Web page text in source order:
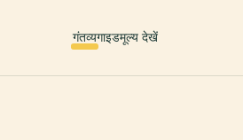
गंतव्यगाइडमूल्य देखें